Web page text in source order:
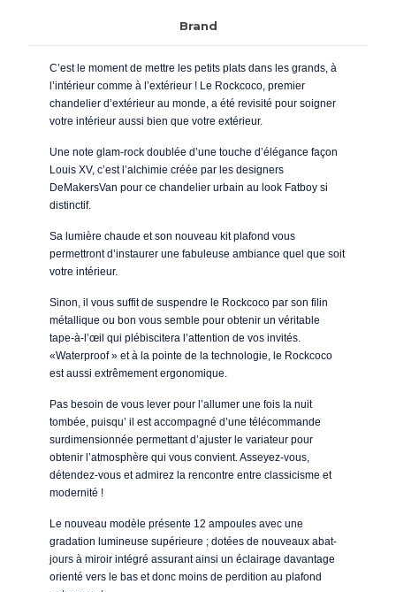
Brand
C’est le moment de mettre les petits plats dans les grands, à
l’intérieur comme à l’extérieur ! Le Rockcoco, premier
chandelier d’extérieur au monde, a été revisité pour soigner
votre intérieur aussi bien que votre extérieur.
Une note glam-rock doublée d’une touche d’élégance façon
Louis XV, c’est l’alchimie créée par les designers
DeMakersVan pour ce chandelier urbain au look Fatboy si
distinctif.
Sa lumière chaude et son nouveau kit plafond vous
permettront d’instaurer une fabuleuse ambiance quel que soit
votre intérieur.
Sinon, il vous suffit de suspendre le Rockcoco par son filin
métallique ou bon vous semble pour obtenir un véritable
tape-à-l’œil qui plébiscitera l’attention de vos invités.
«Waterproof » et à la pointe de la technologie, le Rockcoco
est aussi extrêmement ergonomique.
Pas besoin de vous lever pour l’allumer une fois la nuit
tombée, puisqu’ il est accompagné d’une télécommande
surdimensionnée permettant d’ajuster le variateur pour
obtenir l’atmosphère qui vous convient. Asseyez-vous,
détendez-vous et admirez la rencontre entre classicisme et
modernité !
Le nouveau modèle présente 12 ampoules avec une
gradation lumineuse supérieure ; dotées de nouveaux abat-
jours à miroir intégré assurant ainsi un éclairage davantage
orienté vers le bas et donc moins de perdition au plafond